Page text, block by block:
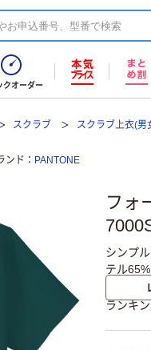
クオーダー
スクラブ スクラブ上衣(男
ンド PANTONE
フォ
シンプ
テル
ランキ